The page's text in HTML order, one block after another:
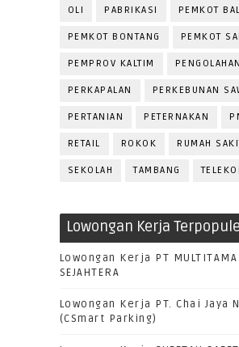
OLI PABRIKASI PEMKOT
PEMKOT BONTANG PEMKOT
PEMPROV KALTIM
PERKAPALAN PERKEBUNAN
PERTANIAN PETERNAKAN
RETAIL ROKOK RUMAH
SEKOLAH TAMBANG
Lowongan Kerja
Lowongan Kerja PT MULTITAMA
SEJAHTERA
Lowongan Kerja PT. Chai Jaya
(CSmart Parking)